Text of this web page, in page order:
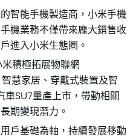
智能手機製造商，小米手機
機業務不僅帶來龐大銷售收
進入小米生態圈。
米積極拓展物聯網
智慧家居、穿戴式裝置及智
SU7量產上市，帶動相關
期變現潛力。
戶基礎為軸，持續發展移動